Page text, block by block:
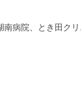
病院、とき田クリ